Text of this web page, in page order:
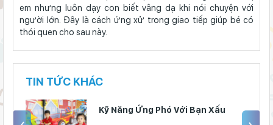
em nhưng luôn dạy con biết vâng dạ khi nói chuyện với
người lớn. Đây là cách ứng xử trong giao tiếp giúp bé có
thói quen cho sau này.
TIN TỨC KHÁC
Kỹ Năng Ứng Phó Với Bạn Xấu